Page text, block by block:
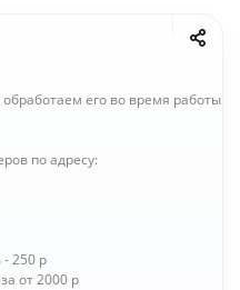
его во время работы
по адресу:
- 250 р
от 2000 р